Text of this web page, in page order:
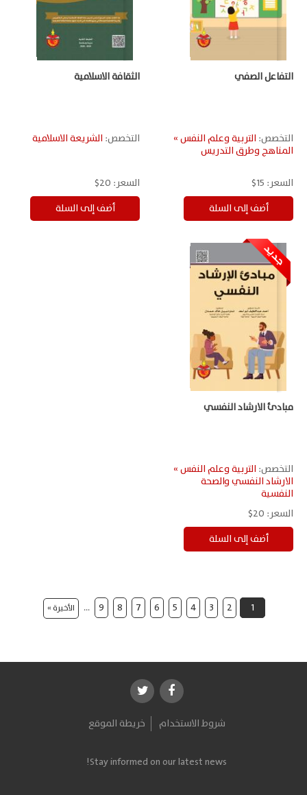
التفاعل الصفي
التخصص: التربية وعلم النفس »
المناهج وطرق التدريس
السعر: 15$
الثقافة الاسلامية
التخصص: الشريعة الاسلامية
السعر: 20$
مبادئ الارشاد النفسي
التخصص: التربية وعلم النفس »
الارشاد النفسي والصحة
النفسية
السعر: 20$
1
2
3
4
5
6
7
8
9
… الأخيرة »
شروط الاستخدام خريطة الموقع
Stay informed on our latest news!